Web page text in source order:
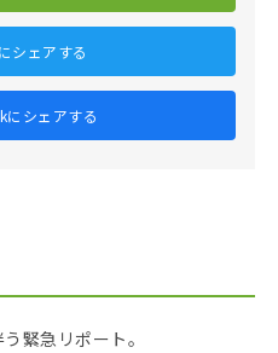
シェアする
シェアする
緊急リポート。